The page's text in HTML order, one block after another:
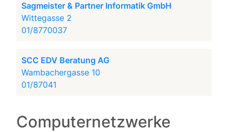
Sagmeister & Partner Informatik GmbH
Wittegasse 2
01/8770037
SCC EDV Beratung AG
Wambachergasse 10
01/87041
Computernetzwerke